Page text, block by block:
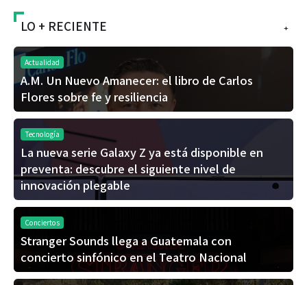
+
LO + RECIENTE
Actualidad
A.M. Un Nuevo Amanecer: el libro de Carlos
Flores sobre fe y resiliencia
Tecnología
La nueva serie Galaxy Z ya está disponible en
preventa: descubre el siguiente nivel de
innovación plegable
Conciertos
Stranger Sounds llega a Guatemala con
concierto sinfónico en el Teatro Nacional